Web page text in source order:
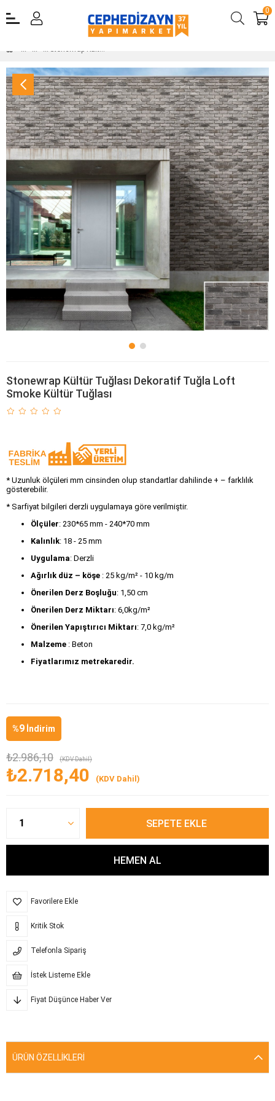
0
Stonewrap Kültür Tuğlası Dekoratif Tuğla Loft Smoke Kültür Tuğlası
Stonewrap Kültür Tuğlası Dekoratif Tuğla Loft
Smoke Kültür Tuğlası
* Uzunluk ölçüleri mm cinsinden olup standartlar dahilinde + – farklılık
gösterebilir.
* Sarfiyat bilgileri derzli uygulamaya göre verilmiştir.
Ölçüler: 230*65 mm - 240*70 mm
Kalınlık: 18 - 25 mm
Uygulama: Derzli
Ağırlık düz – köşe : 25 kg/m² - 10 kg/m
Önerilen Derz Boşluğu: 1,50 cm
Önerilen Derz Miktarı: 6,0kg/m²
Önerilen Yapıştırıcı Miktarı: 7,0 kg/m²
Malzeme : Beton
Fiyatlarımız metrekaredir.
%9 İndirim
₺2.986,10 (KDV Dahil)
₺2.718,40 (KDV Dahil)
Favorilere Ekle
Kritik Stok
Telefonla Sipariş
İstek Listeme Ekle
Fiyat Düşünce Haber Ver
ÜRÜN ÖZELLIKLERI